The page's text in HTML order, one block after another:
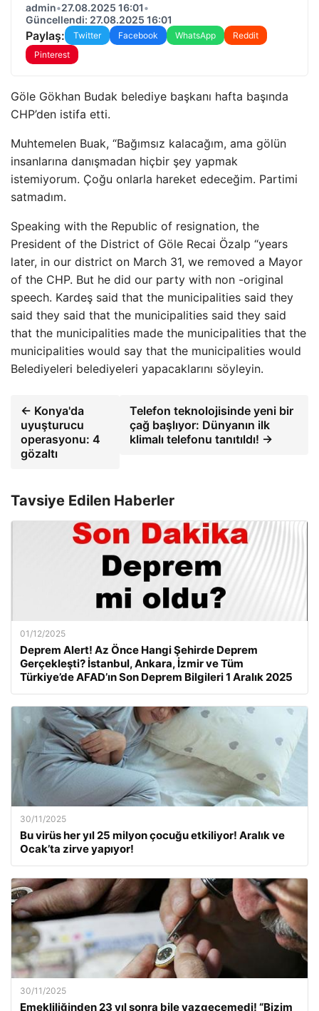
admin•27.08.2025 16:01•
Güncellendi: 27.08.2025 16:01
Paylaş: Twitter Facebook WhatsApp
Reddit
Pinterest
Göle Gökhan Budak belediye başkanı hafta başında
CHP’den istifa etti.
Muhtemelen Buak, “Bağımsız kalacağım, ama gölün
insanlarına danışmadan hiçbir şey yapmak
istemiyorum. Çoğu onlarla hareket edeceğim. Partimi
satmadım.
Speaking with the Republic of resignation, the
President of the District of Göle Recai Özalp “years
later, in our district on March 31, we removed a Mayor
of the CHP. But he did our party with non -original
speech. Kardeş said that the municipalities said they
said they said that the municipalities said they said
that the municipalities made the municipalities that the
municipalities would say that the municipalities would
Belediyeleri belediyeleri yapacaklarını söyleyin.
← Konya'da
uyuşturucu
operasyonu: 4
gözaltı
Telefon teknolojisinde yeni bir
çağ başlıyor: Dünyanın ilk
klimalı telefonu tanıtıldı! →
Tavsiye Edilen Haberler
01/12/2025
Deprem Alert! Az Önce Hangi Şehirde Deprem
Gerçekleşti? İstanbul, Ankara, İzmir ve Tüm
Türkiye’de AFAD’ın Son Deprem Bilgileri 1 Aralık 2025
30/11/2025
Bu virüs her yıl 25 milyon çocuğu etkiliyor! Aralık ve
Ocak’ta zirve yapıyor!
30/11/2025
Emekliliğinden 23 yıl sonra bile vazgeçemedi! “Bizim